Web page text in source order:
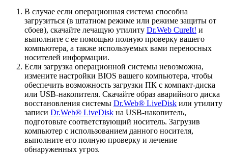
В случае если операционная система способна
загрузиться (в штатном режиме или режиме защиты от
сбоев), скачайте лечащую утилиту Dr.Web CureIt! и
выполните с ее помощью полную проверку вашего
компьютера, а также используемых вами переносных
носителей информации.
Если загрузка операционной системы невозможна,
измените настройки BIOS вашего компьютера, чтобы
обеспечить возможность загрузки ПК с компакт-диска
или USB-накопителя. Скачайте образ аварийного диска
восстановления системы Dr.Web® LiveDisk или утилиту
записи Dr.Web® LiveDisk на USB-накопитель,
подготовьте соответствующий носитель. Загрузив
компьютер с использованием данного носителя,
выполните его полную проверку и лечение
обнаруженных угроз.